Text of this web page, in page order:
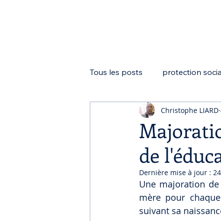
Tous les posts protection
Mandataire social LOI
Loi Madelinde
Christophe LIARD
Dernière mise à jour :
Une majoration
mère pour
suivant sa